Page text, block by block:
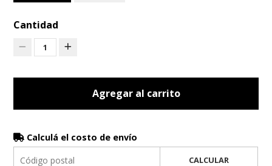
Cantidad
1
Agregar al carrito
Calculá el costo de envío
CALCULAR